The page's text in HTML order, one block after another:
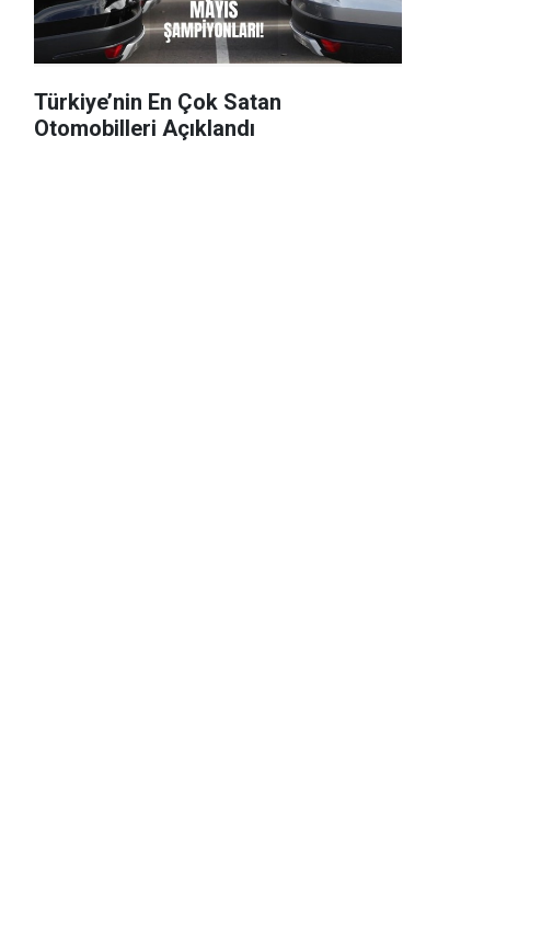
Türkiye’nin En Çok Satan
Otomobilleri Açıklandı